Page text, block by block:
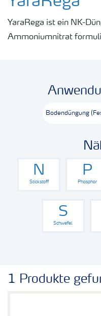
Düngemittel
Zukunft anpacken
YaraRega ist ein NK-
Ammoniumnitrat
Bodendüngung
N
Stickstoff
P
Phosphor
S
Schwefel
1 Produkte